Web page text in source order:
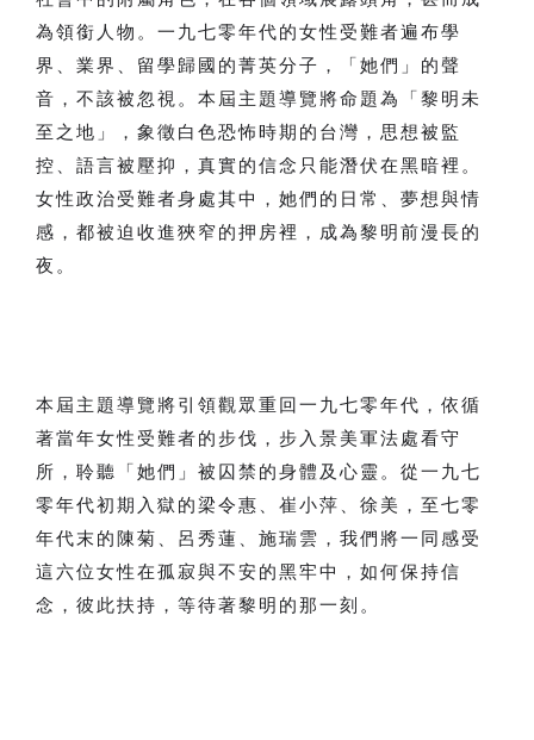
為領銜人物。一九七零年代的女性受難者遍布學
界、業界、留學歸國的菁英分子，「她們」的聲
音，不該被忽視。本屆主題導覽將命題為「黎明未
至之地」，象徵白色恐怖時期的台灣，思想被監
控、語言被壓抑，真實的信念只能潛伏在黑暗裡。
女性政治受難者身處其中，她們的日常、夢想與情
感，都被迫收進狹窄的押房裡，成為黎明前漫長的
夜。
本屆主題導覽將引領觀眾重回一九七零年代，依循
著當年女性受難者的步伐，步入景美軍法處看守
所，聆聽「她們」被囚禁的身體及心靈。從一九七
零年代初期入獄的梁令惠、崔小萍、徐美，至七零
年代末的陳菊、呂秀蓮、施瑞雲，我們將一同感受
這六位女性在孤寂與不安的黑牢中，如何保持信
念，彼此扶持，等待著黎明的那一刻。